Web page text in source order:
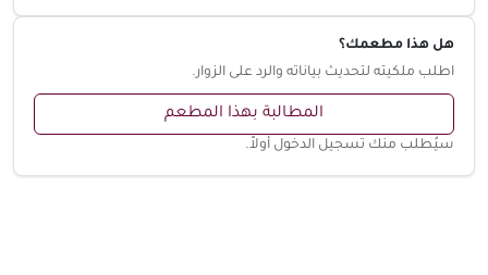
هل هذا مطعمك؟
اطلب ملكيته لتحديث بياناته والرد على الزوار.
المطالبة بهذا المطعم
سيُطلب منك تسجيل الدخول أولاً.